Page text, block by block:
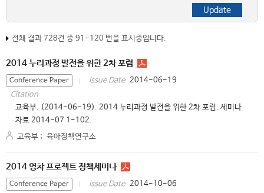
전체 결과 728건 중 91-120 번을 표시중입니다.
2014 누리과정 발전을 위한 2차 포럼
Conference Paper Issue Date 2014-06-19
Citation
교육부. (2014-06-19). 2014 누리과정 발전을 위한 2차 포럼. 세미나
자료 2014-07 1-102.
교육부 ; 육아정책연구소
2014 영차 프로젝트 정책세미나
Conference Paper Issue Date 2014-10-06